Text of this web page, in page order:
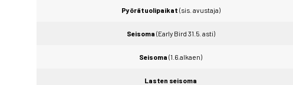
Pyörätuolipaikat (sis. avustaja)
Seisoma (Early Bird 31.5. asti)
Seisoma (1.6.alkaen)
Lasten seisoma